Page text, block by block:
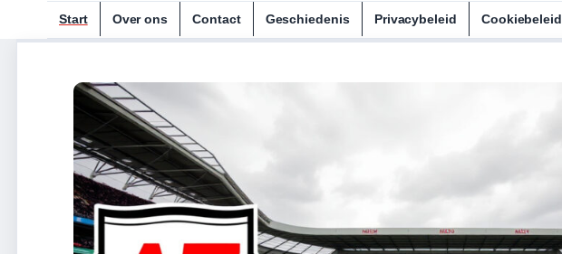
Start Over ons Contact Geschiedenis Privacybeleid Cookiebeleid